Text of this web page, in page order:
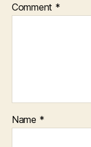
Comment *
Name *